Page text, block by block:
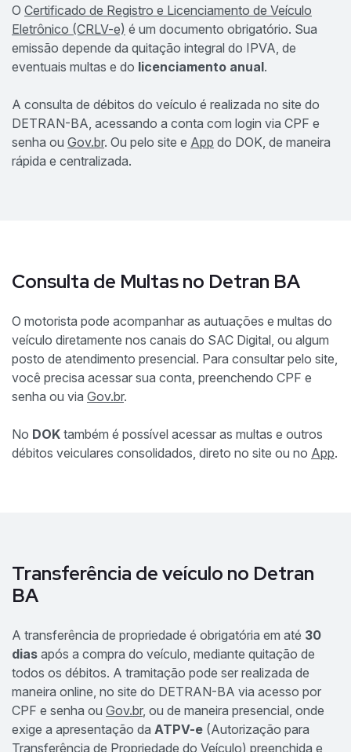
O Certificado de Registro e Licenciamento de Veículo
Eletrônico (CRLV-e) é um documento obrigatório. Sua
emissão depende da quitação integral do IPVA, de
eventuais multas e do licenciamento anual.
A consulta de débitos do veículo é realizada no site do
DETRAN-BA, acessando a conta com login via CPF e
senha ou Gov.br. Ou pelo site e App do DOK, de maneira
rápida e centralizada.
Consulta de Multas no Detran BA
O motorista pode acompanhar as autuações e multas do
veículo diretamente nos canais do SAC Digital, ou algum
posto de atendimento presencial. Para consultar pelo site,
você precisa acessar sua conta, preenchendo CPF e
senha ou via Gov.br.
No DOK também é possível acessar as multas e outros
débitos veiculares consolidados, direto no site ou no App.
Transferência de veículo no Detran
BA
A transferência de propriedade é obrigatória em até 30
dias após a compra do veículo, mediante quitação de
todos os débitos. A tramitação pode ser realizada de
maneira online, no site do DETRAN-BA via acesso por
CPF e senha ou Gov.br, ou de maneira presencial, onde
exige a apresentação da ATPV-e (Autorização para
Transferência de Propriedade do Veículo) preenchida e